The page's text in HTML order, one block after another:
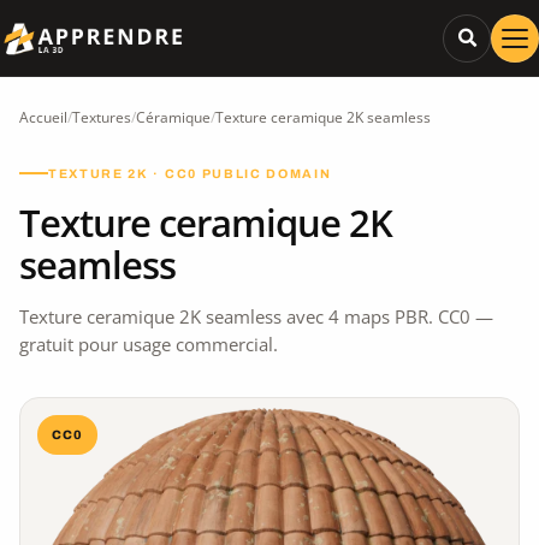
Accueil/Textures/Céramique/Texture ceramique 2K seamless
TEXTURE 2K · CC0 PUBLIC DOMAIN
Texture ceramique 2K
seamless
Texture ceramique 2K seamless avec 4 maps PBR. CC0 —
gratuit pour usage commercial.
CC0